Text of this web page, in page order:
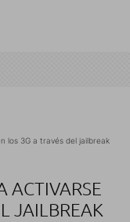
los 3G a través del jailbreak
ACTIVARSE
JAILBREAK